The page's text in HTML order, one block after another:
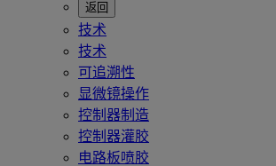
返回
技术
技术
可追溯性
显微镜操作
控制器制造
控制器灌胶
电路板喷胶